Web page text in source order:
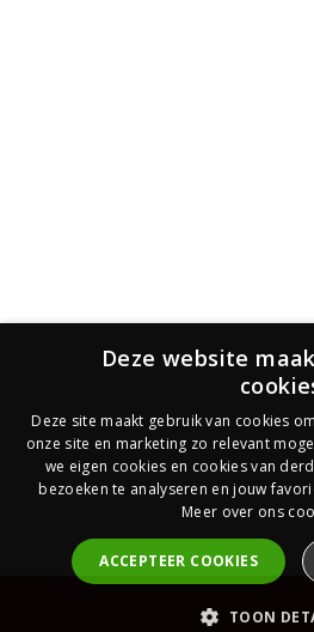
Deze website
Deze site maakt gebruik van cookies
onze site en marketing zo relevant
we eigen cookies en cookies van
bezoeken te analyseren en jouw
Meer over ons
ACCEPTEER COOKIES
TOON